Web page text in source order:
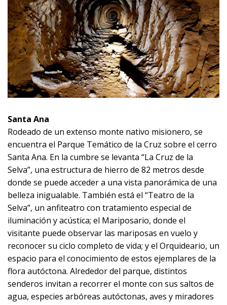
Santa Ana
Rodeado de un extenso monte nativo misionero, se
encuentra el Parque Temático de la Cruz sobre el cerro
Santa Ana. En la cumbre se levanta “La Cruz de la
Selva”, una estructura de hierro de 82 metros desde
donde se puede acceder a una vista panorámica de una
belleza inigualable. También está el “Teatro de la
Selva”, un anfiteatro con tratamiento especial de
iluminación y acústica; el Mariposario, donde el
visitante puede observar las mariposas en vuelo y
reconocer su ciclo completo de vida; y el Orquideario, un
espacio para el conocimiento de estos ejemplares de la
flora autóctona. Alrededor del parque, distintos
senderos invitan a recorrer el monte con sus saltos de
agua, especies arbóreas autóctonas, aves y miradores